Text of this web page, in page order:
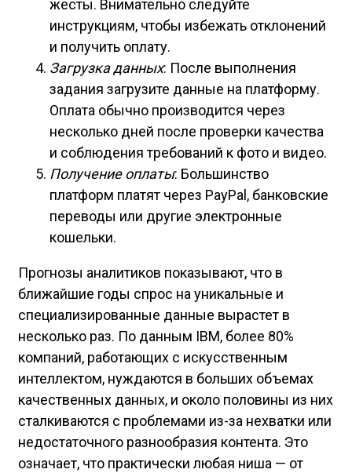
жесты. Внимательно следуйте
инструкциям, чтобы избежать отклонений
и получить оплату.
Загрузка данных: После выполнения
задания загрузите данные на платформу.
Оплата обычно производится через
несколько дней после проверки качества
и соблюдения требований к фото и видео.
Получение оплаты: Большинство
платформ платят через PayPal, банковские
переводы или другие электронные
кошельки.
Прогнозы аналитиков показывают, что в
ближайшие годы спрос на уникальные и
специализированные данные вырастет в
несколько раз. По данным IBM, более 80%
компаний, работающих с искусственным
интеллектом, нуждаются в больших объемах
качественных данных, и около половины из них
сталкиваются с проблемами из-за нехватки или
недостаточного разнообразия контента. Это
означает, что практически любая ниша — от